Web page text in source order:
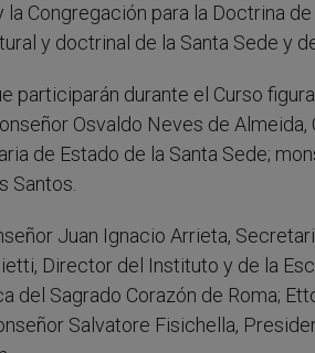
Congregación para la Doctrina
y doctrinal de la Santa Sede y
participarán durante el Curso
Osvaldo Neves de
de Estado de la Santa Sede;
Santos.
Juan Ignacio Arrieta,
Director del Instituto y de la
del Sagrado Corazón de Roma;
Salvatore Fisichella,